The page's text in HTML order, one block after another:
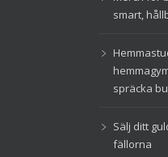
smart,
spräcka
Sälj ditt
fällorna